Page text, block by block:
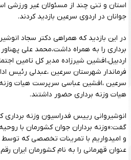
استان و تنی چند از مسئولان غیر ورزشی
جوانان در اردوی سرعین بازدید کردند.
در این بازدید که همراهی دکتر سجاد
برداری را به همراه داشت،محمد علی
اردبیل،افشین شیرزاده مدیر کل تامین
فرماندار شهرستان سرعین ،عبدلی رئیس
سرعین ،افشین عباسی سرپرست هیات وزنه
هیات وزنه برداری حضور داشتند.
انوشیروانی رییس فدراسیون وزنه برداری
گفت:«وزنه برداران جوان کشورمان با
و امیدواریم با تمرینات تخصصی که توسط
عنوان قهرمانی را به نام کشورمان ایران